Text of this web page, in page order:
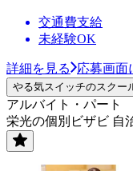
交通費支給
未経験OK
詳細を見る 応募画面
やる気スイッチのスクー
アルバイト・パート
栄光の個別ビザビ 自